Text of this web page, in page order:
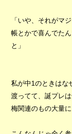
「いや、それがマ
帳とかで喜んでた
と」
私が中1のときはな
渡ってて、誕プレ
梅関連のもの大量に